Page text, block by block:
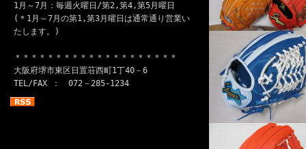
1月～7月：毎週火曜日/第2,第4,第5月曜日
(＊1月～7月の第1,第3月曜日は通常通り営業い
たします。)
＊＊＊＊＊＊＊＊＊＊＊＊＊＊＊＊＊＊＊＊
大阪府堺市東区日置荘西町1丁40－6
TEL/FAX ： 072－285-1234